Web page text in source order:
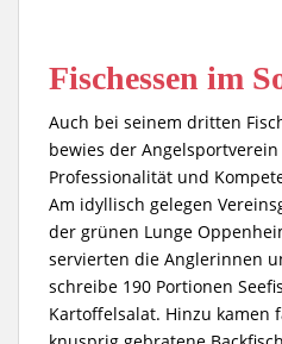
Fischessen im
Auch bei seinem dritten
bewies der
Professionalität und
Am idyllisch gelegen
der grünen Lunge
servierten die Anglerinnen
schreibe 190 Portionen
Kartoffelsalat. Hinzu kamen